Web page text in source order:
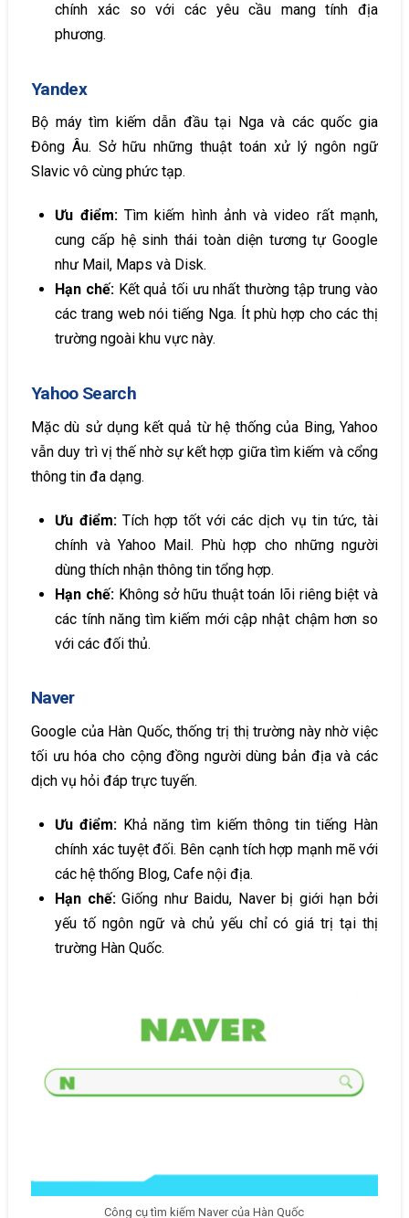
chính xác so với các yêu cầu mang tính địa
phương.
Yandex
Bộ máy tìm kiếm dẫn đầu tại Nga và các quốc gia
Đông Âu. Sở hữu những thuật toán xử lý ngôn ngữ
Slavic vô cùng phức tạp.
Ưu điểm:Tìm kiếm hình ảnh và video rất mạnh,
cung cấp hệ sinh thái toàn diện tương tự Google
như Mail, Maps và Disk.
Hạn chế: Kết quả tối ưu nhất thường tập trung vào
các trang web nói tiếng Nga. Ít phù hợp cho các thị
trường ngoài khu vực này.
Yahoo Search
Mặc dù sử dụng kết quả từ hệ thống của Bing, Yahoo
vẫn duy trì vị thế nhờ sự kết hợp giữa tìm kiếm và cổng
thông tin đa dạng.
Ưu điểm:Tích hợp tốt với các dịch vụ tin tức, tài
chính và Yahoo Mail. Phù hợp cho những người
dùng thích nhận thông tin tổng hợp.
Hạn chế: Không sở hữu thuật toán lõi riêng biệt và
các tính năng tìm kiếm mới cập nhật chậm hơn so
với các đối thủ.
Naver
Google của Hàn Quốc, thống trị thị trường này nhờ việc
tối ưu hóa cho cộng đồng người dùng bản địa và các
dịch vụ hỏi đáp trực tuyến.
Ưu điểm: Khả năng tìm kiếm thông tin tiếng Hàn
chính xác tuyệt đối. Bên cạnh tích hợp mạnh mẽ với
các hệ thống Blog, Cafe nội địa.
Hạn chế:Giống như Baidu, Naver bị giới hạn bởi
yếu tố ngôn ngữ và chủ yếu chỉ có giá trị tại thị
trường Hàn Quốc.
Công cụ tìm kiếm Naver của Hàn Quốc